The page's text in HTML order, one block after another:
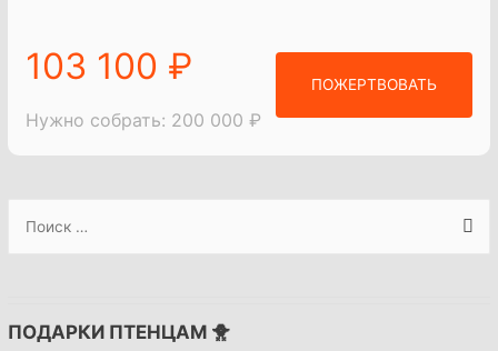
103 100 ₽
Нужно собрать: 200 000 ₽
ПОЖЕРТВОВАТЬ
c
ПОДАРКИ ПТЕНЦАМ 🐥